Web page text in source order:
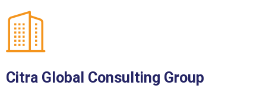
Citra Global Consulting Group